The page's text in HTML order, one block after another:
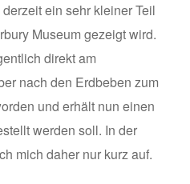
ein sehr kleiner Teil
Museum gezeigt wird.
direkt am
nach den Erdbeben zum
und erhält nun einen
werden soll. In der
mich daher nur kurz auf.